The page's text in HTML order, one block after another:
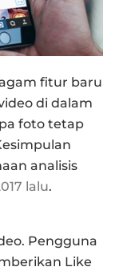
fitur baru
di dalam
foto tetap
analisis
lalu.
Pengguna
Like